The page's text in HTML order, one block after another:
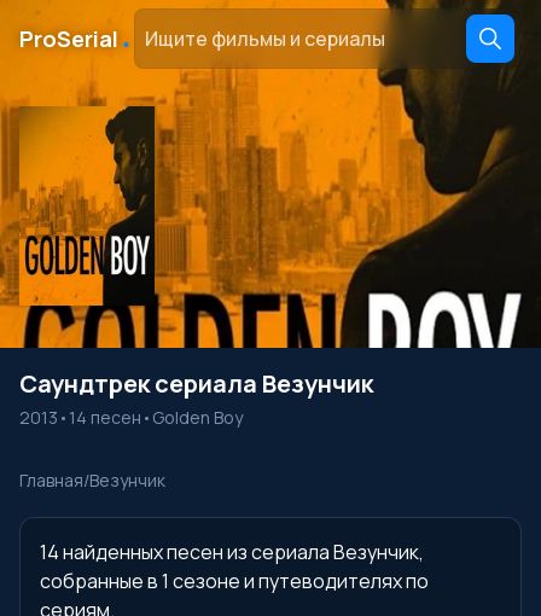
ProSerial ․
Саундтрек сериала Везунчик
2013 • 14 песен • Golden Boy
Главная/Везунчик
14 найденных песен из сериала Везунчик,
собранные в 1 сезоне и путеводителях по
сериям.